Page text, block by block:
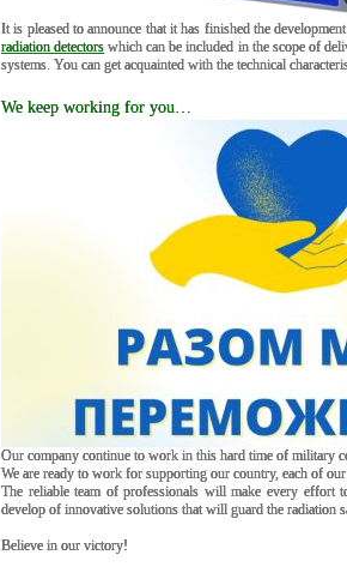
It is pleased to announce that it has finished the
radiation detectors which can be included in the scope of
systems. You can get acquainted with the technical
We keep working for you…
Our company continue to work in this hard time of military
We are ready to work for supporting our country, each of
The reliable team of professionals will make every effort
develop of innovative solutions that will guard the radiation
Believe in our victory!